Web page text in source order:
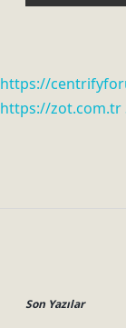
https://
https://zot.com.tr
Son Yazılar